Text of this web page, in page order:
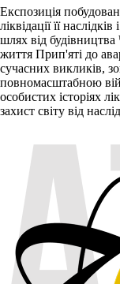
Експозиція
ліквідації її
шлях від будівництва
життя Прип'яті до
сучасних викликів,
повномасштабною
особистих історіях
захист світу від